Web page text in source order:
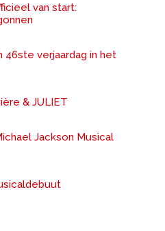
van start:
46ste verjaardag in het
& JULIET
Jackson Musical